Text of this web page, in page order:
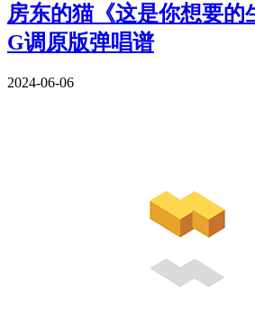
房东的猫《这是你想要的
G调原版弹唱谱
2024-06-06